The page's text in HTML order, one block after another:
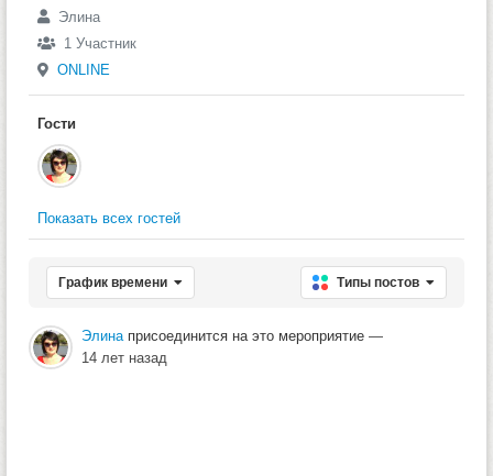
Элина
1 Участник
ONLINE
Гости
Показать всех гостей
График времени Типы постов
Элина присоединится на это мероприятие —
14 лет назад